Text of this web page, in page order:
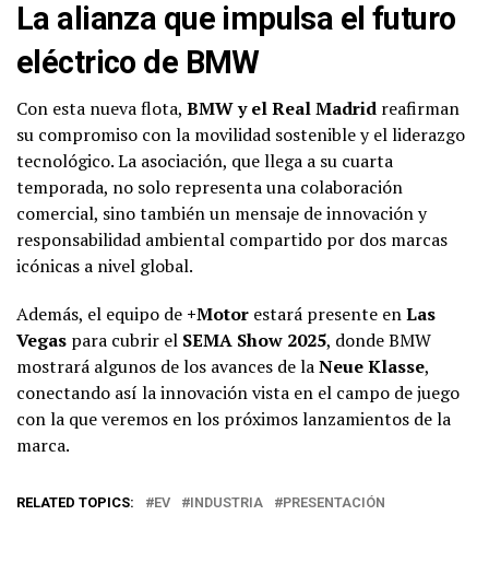
La alianza que impulsa el futuro
eléctrico de BMW
Con esta nueva flota, BMW y el Real Madrid reafirman
su compromiso con la movilidad sostenible y el liderazgo
tecnológico. La asociación, que llega a su cuarta
temporada, no solo representa una colaboración
comercial, sino también un mensaje de innovación y
responsabilidad ambiental compartido por dos marcas
icónicas a nivel global.
Además, el equipo de +Motor estará presente enLas
Vegas para cubrir el SEMA Show 2025, donde BMW
mostrará algunos de los avances de laNeue Klasse,
conectando así la innovación vista en el campo de juego
con la que veremos en los próximos lanzamientos de la
marca.
RELATED TOPICS: EV INDUSTRIA PRESENTACIÓN